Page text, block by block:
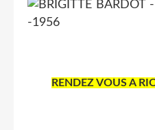
RENDEZ VOUS A